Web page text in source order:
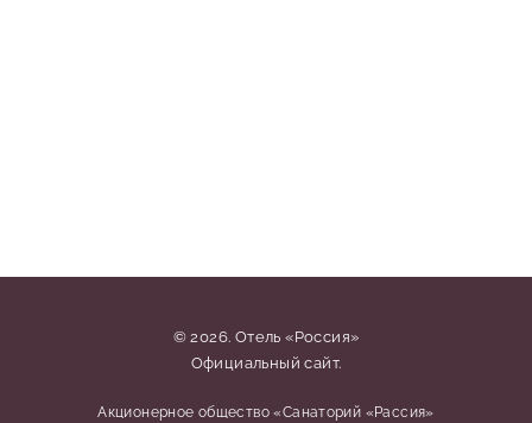
© 2026. Отель «Россия»
Официальный сайт.
Акционерное общество «Санаторий «Рассия»